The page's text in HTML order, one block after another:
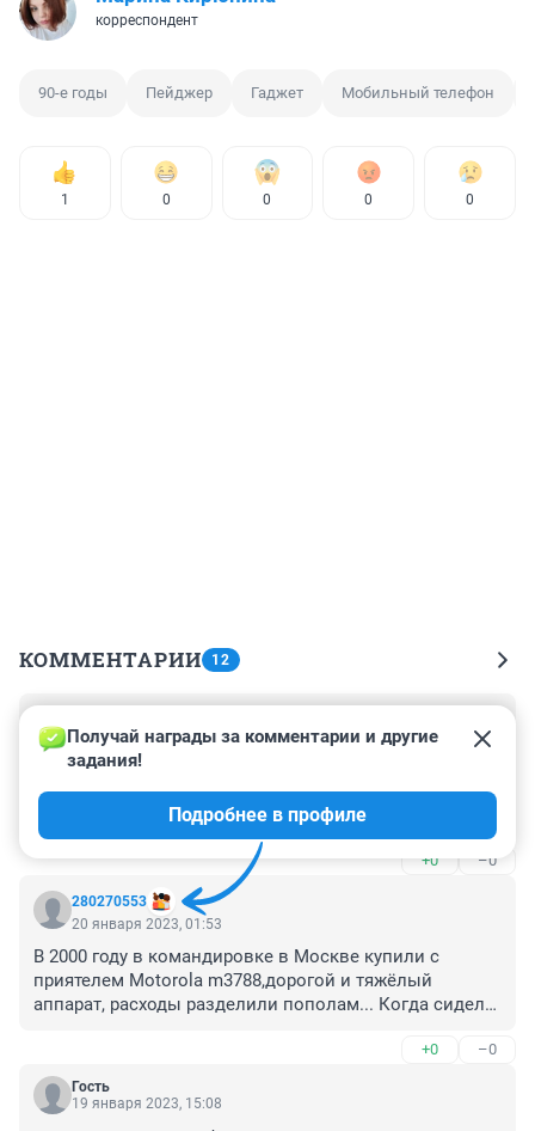
корреспондент
90-е годы Пейджер Гаджет Мобильный телефон
1 0 0 0 0
КОММЕНТАРИИ 12
20 января 2023, 15:09
Motorola c650 неубиваемый корпус. Ни разу не
смогли сломать, только царапины. С 10 этажа на
асфальт кидали.
+0 –0
280270553
Получай награды за комментарии и другие
задания!
Подробнее в профиле
20 января 2023, 01:53
В 2000 году в командировке в Москве купили с
приятелем Motorola m3788,дорогой и тяжёлый
аппарат, расходы разделили пополам... Когда сидели
москвичи,звук звонка вызывал у участников
конференции удивление(большинство было из
регионов) , а у нас гордость, по очереди выходя из
+0 –0
Гость
19 января 2023, 15:08